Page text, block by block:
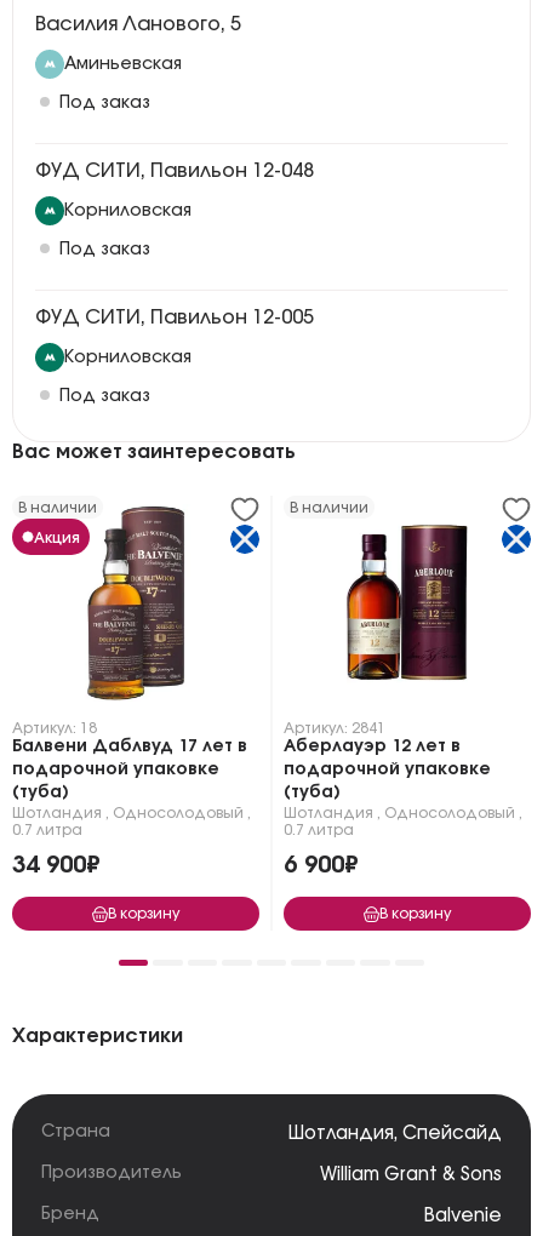
Василия Ланового, 5
Аминьевская
Под заказ
ФУД СИТИ, Павильон 12-048
Корниловская
Под заказ
ФУД СИТИ, Павильон 12-005
Корниловская
Под заказ
Вас может заинтересовать
В наличии
Акция
Артикул: 18
Балвени Даблвуд 17 лет в
подарочной упаковке
(туба)
Шотландия Односолодовый
0.7 литра
34 900₽
В корзину
В наличии
Артикул: 2841
Аберлауэр 12 лет в
подарочной упаковке
(туба)
Шотландия Односолодовый
0.7 литра
6 900₽
В корзину
Характеристики
Страна Шотландия, Спейсайд
Производитель William Grant & Sons
Бренд Balvenie